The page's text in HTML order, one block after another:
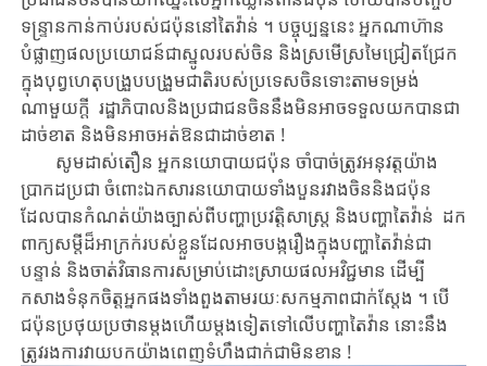
ទន្ទ្រានកាន់កាប់របស់​ជប៉ុន​នៅតៃវ៉ាន់ ។ បច្ចុប្បន្ន​នេះ អ្នក​ណាហ៊ាន​
បំផ្លាញ​ផលប្រយោជន៍ជាស្នូល​របស់ចិន​ និង​​ស្រមើស្រមៃជ្រៀតជ្រែក
ក្នុងបុព្វហេតុបង្រួបបង្រួមជាតិរបស់ប្រទេសចិនទោះតាមទម្រង់
ណាមួយក្តី រដ្ឋាភិបាល​និង​ប្រជាជន​ចិននឹង​​មិន​អាច​ទទួល​យក​បាន​ជា​
ដាច់ខាត និង​មិនអាច​អត់ឱន​ជា​ដាច់ខាត !
សូម​ដាស់តឿន​ អ្នកនយោបាយ​ជប៉ុន​ ចាំបាច់ត្រូវ​អនុវត្តយ៉ាង
ប្រាកដប្រជា ចំពោះឯកសារនយោបាយទាំងបួនរវាងចិន​និងជប៉ុន
ដែលបានកំណត់យ៉ាងច្បាស់ពីបញ្ហាប្រវត្តិសាស្ត្រ និងបញ្ហាតៃវ៉ាន់ ដក
ពាក្យសម្តីដ៏អាក្រក់របស់ខ្លួនដែល​អាចបង្ករឿងក្នុង​បញ្ហា​​តៃវ៉ាន់ជា
បន្ទាន់ និង​ចាត់វិធានការសម្រាប់ដោះស្រាយ​​ផល​អវិជ្ជមាន ដើម្បី
កសាងទំនុកចិត្តអ្នក​ផងទាំងពួងតាមរយៈសកម្មភាពជាក់ស្តែង ។ បើ​
ជប៉ុនប្រថុយប្រថានម្តងហើយម្តងទៀតទៅលើបញ្ហាតៃវ៉ាន នោះនឹង
ត្រូវរង​ការ​​វាយបកយ៉ាងពេញទំហឹងជាក់ជាមិនខាន !